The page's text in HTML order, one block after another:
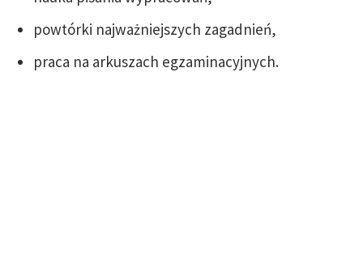
powtórki najważniejszych zagadnień,
praca na arkuszach egzaminacyjnych.